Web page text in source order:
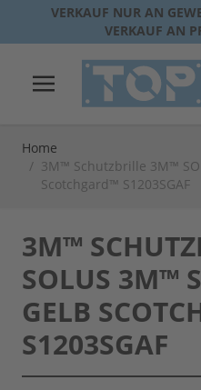
Direkt zum Inhalt
VERKAUF NUR AN
VERKAUF AN
Home
/ 3M™ Schutzbrille 3M™
Scotchgard™ S1203SGAF
3M™
SOLUS 3M™
GELB
S1203SGAF